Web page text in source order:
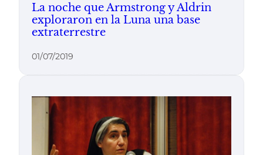
La noche que Armstrong y Aldrin
exploraron en la Luna una base
extraterrestre
01/07/2019